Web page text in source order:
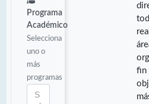
Programa
Académico
Selecciona
uno o
más
programas
fin